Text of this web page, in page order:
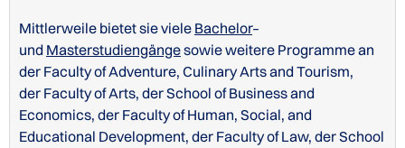
Mittlerweile bietet sie viele Bachelor–
und Masterstudiengängesowie weitere Programme an
der Faculty of Adventure, Culinary Arts and Tourism,
der Faculty of Arts, der School of Business and
Economics, der Faculty of Human, Social, and
Educational Development, der Faculty of Law, der School